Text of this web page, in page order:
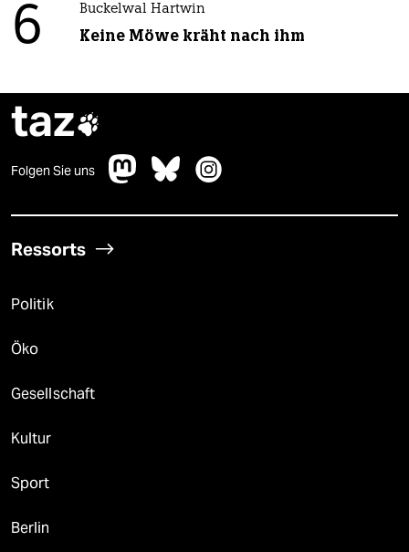
6 Buckelwal Hartwin
Keine Möwe kräht nach ihm
taz
Folgen Sie uns
Ressorts
Politik
Öko
Gesellschaft
Kultur
Sport
Berlin